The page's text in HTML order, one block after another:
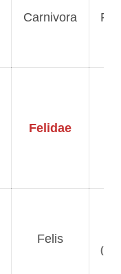
Carnivora
Felidae
Felis